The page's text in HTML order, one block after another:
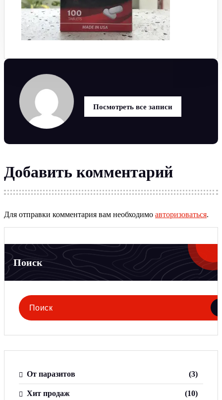
Посмотреть все записи
Добавить комментарий
Для отправки комментария вам необходимо авторизоваться.
Поиск
Поиск
для:
От паразитов 33
т
о
Хит продаж 101